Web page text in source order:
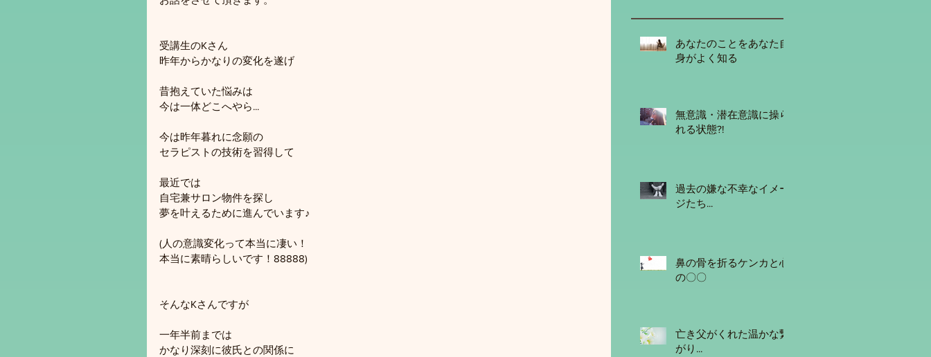
受講生のKさん
昨年からかなりの変化を遂げ
昔抱えていた悩みは
今は一体どこへやら...
今は昨年暮れに念願の
セラピストの技術を習得して
最近では
自宅兼サロン物件を探し
夢を叶えるために進んでいます♪
(人の意識変化って本当に凄い！
本当に素晴らしいです！88888)
そんなKさんですが
一年半前までは
かなり深刻に彼氏との関係に
あなたのことをあなた自
身がよく知る
無意識・潜在意識に操ら
れる状態?!
過去の嫌な不幸なイメー
ジたち...
鼻の骨を折るケンカと心
の〇〇
亡き父がくれた温かな繋
がり...